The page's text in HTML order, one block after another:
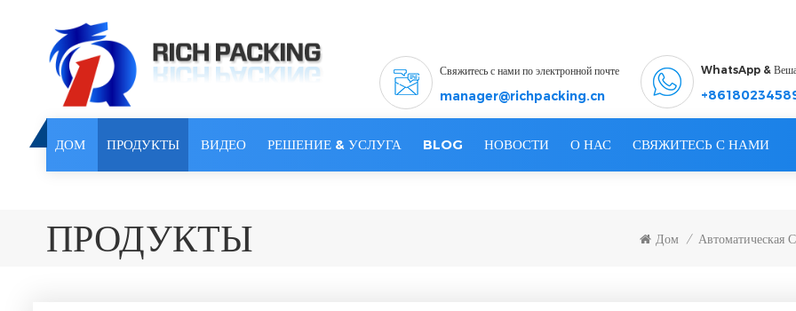
Свяжитесь с нами по электронной почте
manager@richpacking.cn
WhatsApp &
ДОМ ПРОДУКТЫ ВИДЕО РЕШЕНИЕ & УСЛУГА BLOG НОВОСТИ О НАС СВЯЖИТЕСЬ С НАМИ
ПРОДУКТЫ Дом / Автоматическая